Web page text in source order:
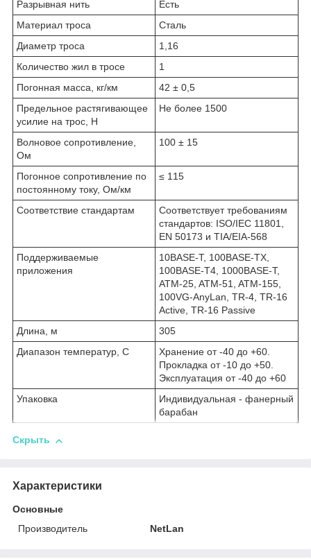
Разрывная нить
Есть
Материал троса
Сталь
Диаметр троса
1,16
Количество жил в тросе
1
Погонная масса, кг/км
42 ± 0,5
Предельное растягивающее
усилие на трос, Н
Не более 1500
Волновое сопротивление,
Ом
100 ± 15
Погонное сопротивление по
постоянному току, Ом/км
≤ 115
Соответствие стандартам
Соответствует требованиям
стандартов: ISO/IEC 11801,
EN 50173 и TIA/EIA-568
Поддерживаемые
приложения
10BASE-T, 100BASE-TX,
100BASE-T4, 1000BASE-T,
ATM-25, ATM-51, ATM-155,
100VG-AnyLan, TR-4, TR-16
Active, TR-16 Passive
Длина, м
305
Диапазон температур, С
Хранение от -40 до +60.
Прокладка от -10 до +50.
Эксплуатация от -40 до +60
Упаковка
Индивидуальная - фанерный
барабан
Скрыть
Характеристики
Основные
Производитель
NetLan